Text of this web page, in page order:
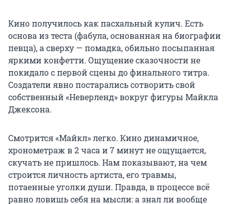
Кино получилось как пасхальный кулич. Есть
основа из теста (фабула, основанная на биографии
певца), а сверху — помадка, обильно посыпанная
яркими конфетти. Ощущение сказочности не
покидало с первой сцены до финального титра.
Создатели явно постарались сотворить свой
собственный «Неверленд» вокруг фигуры Майкла
Джексона.
Смотрится «Майкл» легко. Кино динамичное,
хронометраж в 2 часа и 7 минут не ощущается,
скучать не пришлось. Нам показывают, на чем
строится личность артиста, его травмы,
потаенные уголки души. Правда, в процессе всё
равно ловишь себя на мысли: а знал ли вообще